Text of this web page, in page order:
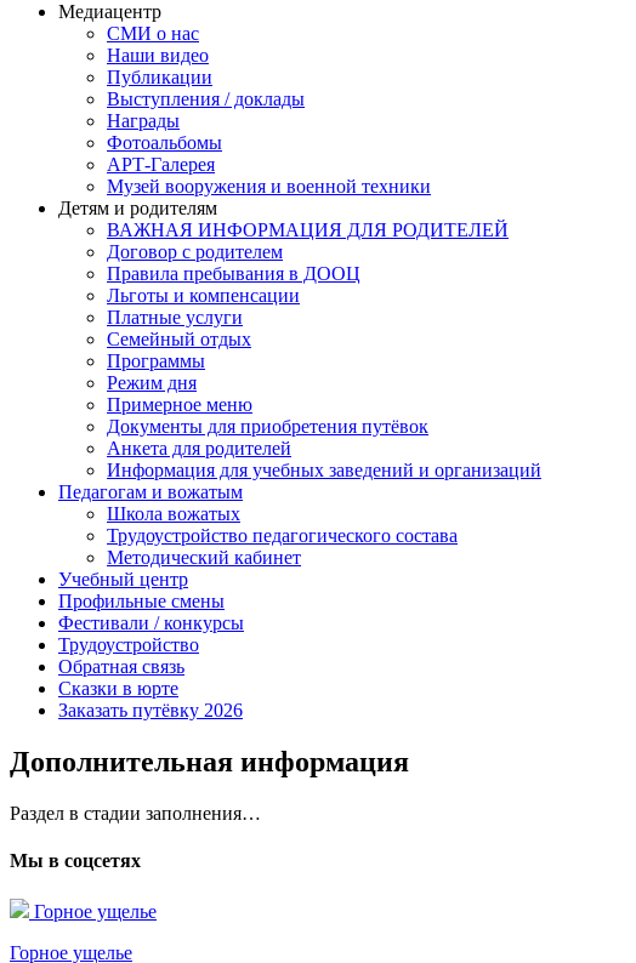
Медиацентр
СМИ о нас
Наши видео
Публикации
Выступления / доклады
Награды
Фотоальбомы
АРТ-Галерея
Музей вооружения и военной техники
Детям и родителям
ВАЖНАЯ ИНФОРМАЦИЯ ДЛЯ РОДИТЕЛЕЙ
Договор с родителем
Правила пребывания в ДООЦ
Льготы и компенсации
Платные услуги
Семейный отдых
Программы
Режим дня
Примерное меню
Документы для приобретения путёвок
Анкета для родителей
Информация для учебных заведений и организаций
Педагогам и вожатым
Школа вожатых
Трудоустройство педагогического состава
Методический кабинет
Учебный центр
Профильные смены
Фестивали / конкурсы
Трудоустройство
Обратная связь
Сказки в юрте
Заказать путёвку 2026
Дополнительная информация
Раздел в стадии заполнения…
Мы в соцсетях
Горное ущелье
Горное ущелье